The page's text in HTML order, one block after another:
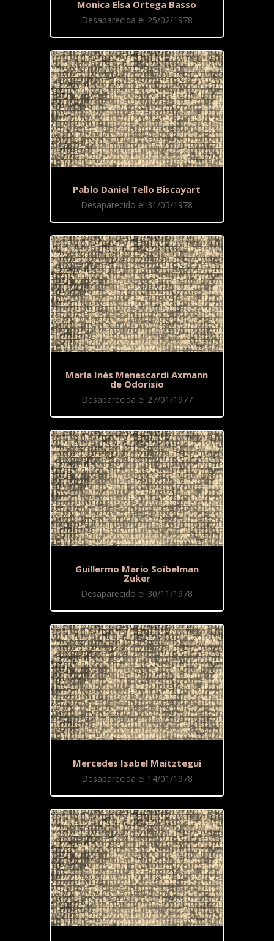
Monica Elsa Ortega Basso
Desaparecida el 25/02/1978
Pablo Daniel Tello Biscayart
Desaparecido el 31/05/1978
María Inés Menescardi Axmann
de Odorisio
Desaparecida el 27/01/1977
Guillermo Mario Soibelman
Zuker
Desaparecido el 30/11/1978
Mercedes Isabel Maitztegui
Desaparecida el 14/01/1978